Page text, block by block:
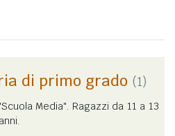
di primo grado (1)
Media". Ragazzi da 11 a 13